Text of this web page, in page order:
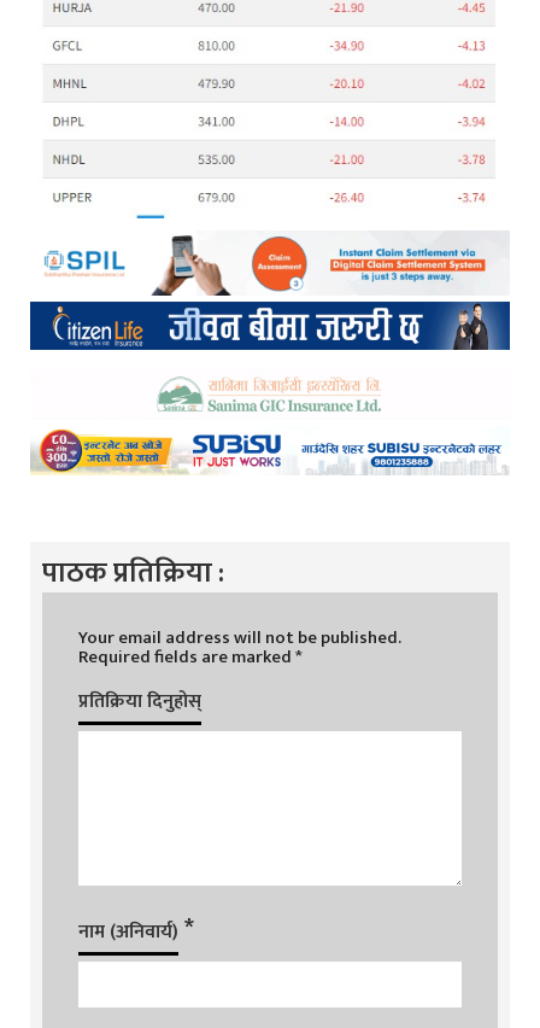
पाठक प्रतिक्रिया :
Your email address will not be published.
Required fields are marked*
प्रतिक्रिया दिनुहोस्
नाम (अनिवार्य) *